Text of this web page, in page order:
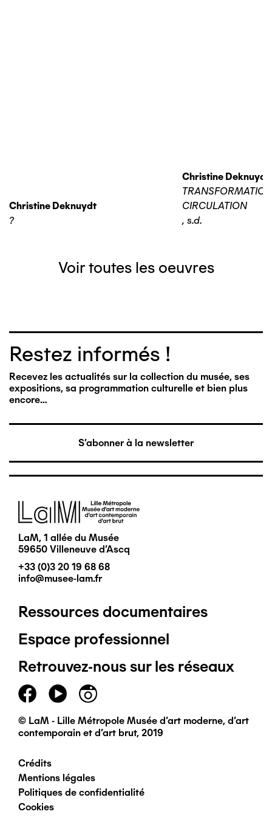
Christine Deknuydt
?
Christine Deknuydt
TRANSFORMATION
CIRCULATION
, s.d.
Voir toutes les oeuvres
Restez informés !
Recevez les actualités sur la collection du musée, ses
expositions, sa programmation culturelle et bien plus
encore…
S'abonner à la newsletter
Image
LaM, 1 allée du Musée
59650 Villeneuve d'Ascq
+33 (0)3 20 19 68 68
info@musee-lam.fr
Pied
de
page
principal
Ressources documentaires
Espace professionnel
Retrouvez-nous sur les réseaux
© LaM - Lille Métropole Musée d'art moderne, d'art
contemporain et d'art brut, 2019
Pied
de
Crédits
Mentions légales
Politiques de confidentialité
Cookies